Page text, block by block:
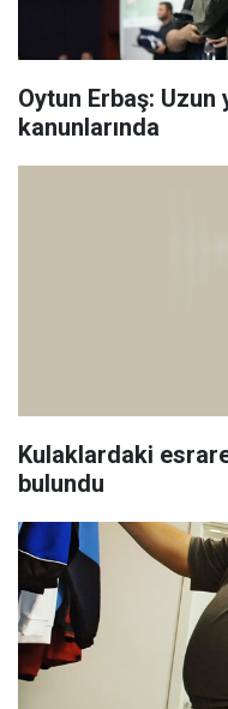
Oytun Erbaş: Uzun
kanunlarında
Kulaklardaki
bulundu